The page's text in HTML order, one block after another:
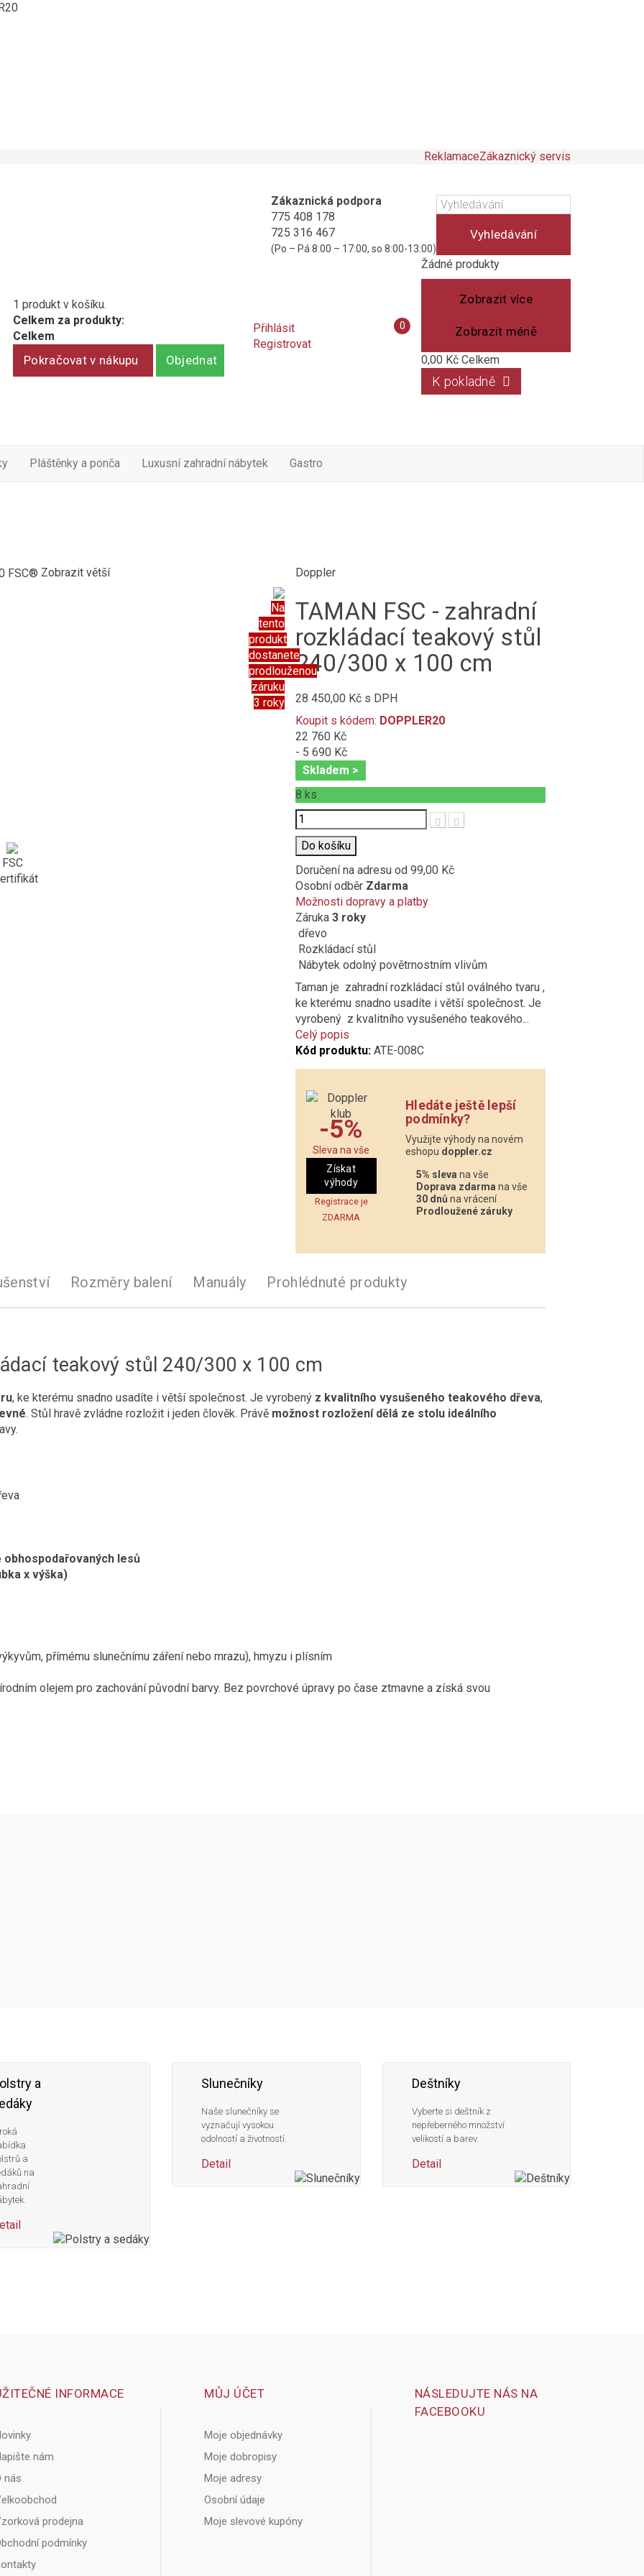
ReklamaceZákaznický servis
Zákaznická podpora
775 408 178
725 316 467
(Po – Pá 8:00 – 17:00, so 8:00-13:00)
Vyhledávání
Košík
(prázdný)
Žádné produkty
Zobrazit více
Zobrazit méně
0,00 Kč Celkem
K pokladně
1 produkt v košíku.
Celkem za produkty:
Celkem
Pokračovat v nákupu Objednat
Přihlásit
Registrovat
Porovnání
0
Pláštěnky a ponča Luxusní zahradní nábytek Gastro
Na
tento
produkt
dostanete
prodlouženou
záruku
3 roky
FSC
Zobrazit větší Doppler
TAMAN FSC - zahradní
rozkládací teakový stůl
240/300 x 100 cm
28 450,00 Kčs DPH
Koupit s kódem: DOPPLER20
22 760 Kč
- 5 690 Kč
Skladem >
8 ks
Počet
Do košíku
Doručení na adresu od 99,00 Kč
Osobní odběr Zdarma
Možnosti dopravy a platby
Záruka 3 roky
dřevo
Rozkládací stůl
Nábytek odolný povětrnostním vlivům
Taman je zahradní rozkládací stůl oválného tvaru ,
ke kterému snadno usadíte i větší společnost. Je
vyrobený z kvalitního vysušeného teakového...
Celý popis
Kód produktu: ATE-008C
-5%
Sleva na vše
Získat
výhody
Registrace je
ZDARMA
Hledáte ještě lepší
podmínky?
Využijte výhody na novém
eshopu doppler.cz
5% sleva na vše
Doprava zdarma na vše
30 dnů na vrácení
Prodloužené záruky
Rozměry balení Manuály Prohlédnuté produkty
teakový stůl 240/300 x 100 cm
, ke kterému snadno usadíte i větší společnost. Je vyrobený z kvalitního vysušeného teakového dřeva,
. Stůl hravě zvládne rozložit i jeden člověk. Právě možnost rozložení dělá ze stolu ideálního
lesů
x výška)
přímému slunečnímu záření nebo mrazu), hmyzu i plísním
olejem pro zachování původní barvy. Bez povrchové úpravy po čase ztmavne a získá svou
a
a
na
Slunečníky
Naše slunečníky se
vyznačují vysokou
odolností a životností.
Detail
Deštníky
Vyberte si deštník z
nepřeberného množství
velikostí a barev.
Detail
INFORMACE
nám
nás
prodejna
podmínky
MŮJ ÚČET
Moje objednávky
Moje dobropisy
Moje adresy
Osobní údaje
Moje slevové kupóny
NÁSLEDUJTE NÁS NA
FACEBOOKU